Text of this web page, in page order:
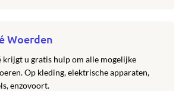
Woerden
krijgt u gratis hulp om alle mogelijke
Op kleding, elektrische apparaten,
enzovoort.